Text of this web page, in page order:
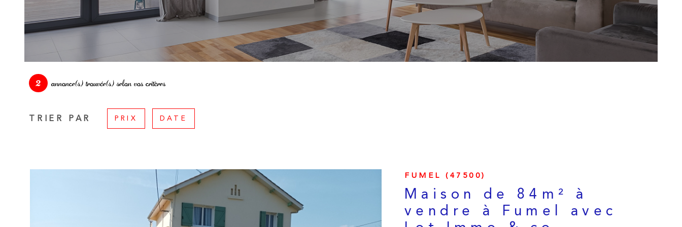
ESTIMATION
ALERTE E-
2 annonce(s) trouvée(s) selon vos critères
TRIER PAR PRIX DATE
FUMEL (47500)
Maison de 84m² à
vendre à Fumel avec